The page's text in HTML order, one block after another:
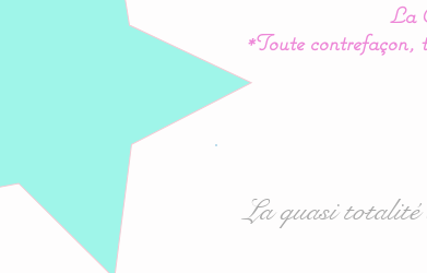
La
*Toute contrefaçon,
La quasi totalité